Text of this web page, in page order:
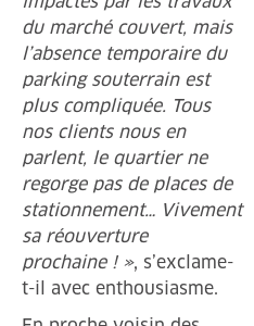
du marché couvert, mais
l’absence temporaire du
parking souterrain est
plus compliquée. Tous
nos clients nous en
parlent, le quartier ne
regorge pas de places de
stationnement… Vivement
sa réouverture
prochaine ! », s’exclame-
t-il avec enthousiasme.